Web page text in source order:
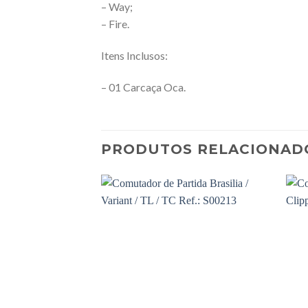
– Way;
– Fire.
Itens Inclusos:
– 01 Carcaça Oca.
PRODUTOS